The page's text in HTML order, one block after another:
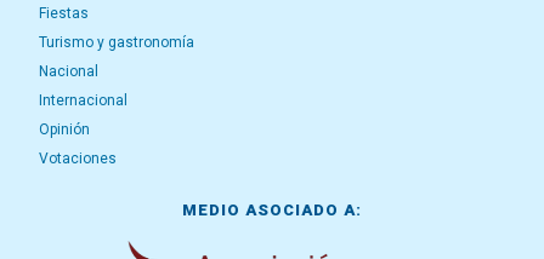
Fiestas
Turismo y gastronomía
Nacional
Internacional
Opinión
Votaciones
MEDIO ASOCIADO A: